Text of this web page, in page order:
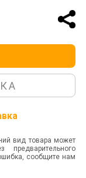
вид товара может
сообщите нам